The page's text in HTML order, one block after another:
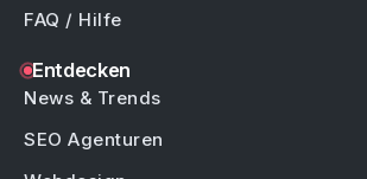
FAQ / Hilfe
Entdecken
News & Trends
SEO Agenturen